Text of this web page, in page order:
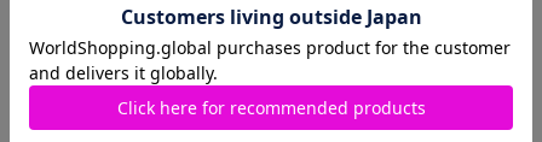
2026.08.07
Samantha Thavasa
2026.08.07
Samantha Thavasa Petit